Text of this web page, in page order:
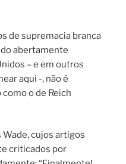
de supremacia branca
abertamente
– e em outros
aqui -, não é
o de Reich
cujos artigos
criticados por